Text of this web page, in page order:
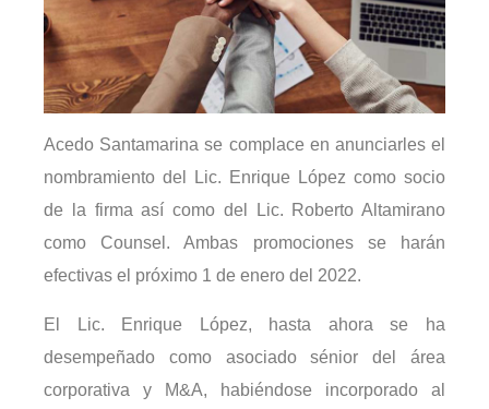
Acedo Santamarina se complace en anunciarles el
nombramiento del Lic. Enrique López como socio
de la firma así como del Lic. Roberto Altamirano
como Counsel. Ambas promociones se harán
efectivas el próximo 1 de enero del 2022.
El Lic. Enrique López, hasta ahora se ha
desempeñado como asociado sénior del área
corporativa y M&A, habiéndose incorporado al